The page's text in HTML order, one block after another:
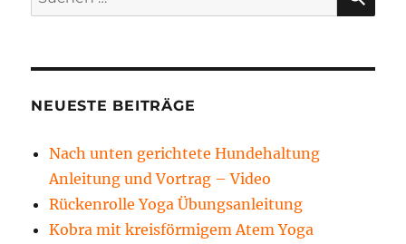
nach:
NEUESTE BEITRÄGE
Nach unten gerichtete Hundehaltung
Anleitung und Vortrag – Video
Rückenrolle Yoga Übungsanleitung
Kobra mit kreisförmigem Atem Yoga